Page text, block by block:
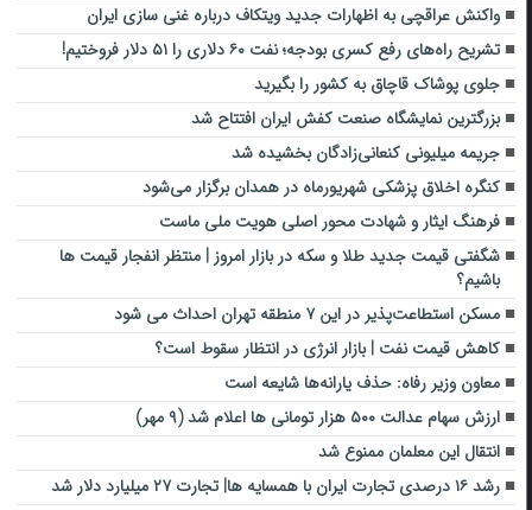
واکنش عراقچی به اظهارات جدید ویتکاف درباره غنی سازی ایران
تشریح راه‌های رفع کسری بودجه؛ نفت ۶۰ دلاری را ۵۱ دلار فروختیم!
جلوی پوشاک قاچاق به کشور را بگیرید
بزرگترین نمایشگاه صنعت کفش ایران افتتاح شد
جریمه میلیونی کنعانی‌زادگان بخشیده شد
کنگره اخلاق پزشکی شهریورماه در همدان برگزار می‌شود
فرهنگ ایثار و شهادت محور اصلی هویت ملی ماست
شگفتی قیمت جدید طلا و سکه در بازار امروز | منتظر انفجار قیمت ها
باشیم؟
مسکن استطاعت‌پذیر در این ۷ منطقه تهران احداث می شود
کاهش قیمت نفت |‌ بازار انرژی در انتظار سقوط است؟
معاون وزیر رفاه: حذف یارانه‌ها شایعه است
ارزش سهام عدالت ۵۰۰ هزار تومانی ها اعلام شد (۹ مهر)
انتقال این معلمان ممنوع شد
رشد ۱۶ درصدی تجارت ایران با همسایه ها| تجارت ۲۷ میلیارد دلار شد